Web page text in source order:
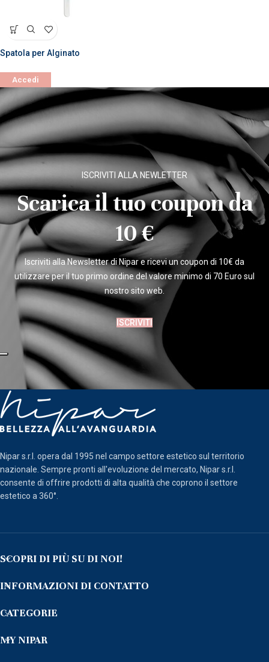
Spatola per Alginato
Accedi
ISCRIVITI ALLA NEWLETTER
Scarica il tuo coupon da
10 €
Iscriviti alla Newsletter di Nipar e ricevi un coupon di 10€ da
utilizzare per il tuo primo ordine del valore minimo di 70 Euro sul
nostro sito web.
ISCRIVITI
Nipar s.r.l. opera dal 1995 nel campo settore estetico sul territorio
nazionale. Sempre pronti all'evoluzione del mercato, Nipar s.r.l.
consente di offrire prodotti di alta qualità che coprono il settore
estetico a 360°.
SCOPRI DI PIÙ SU DI NOI!
INFORMAZIONI DI CONTATTO
CATEGORIE
MY NIPAR